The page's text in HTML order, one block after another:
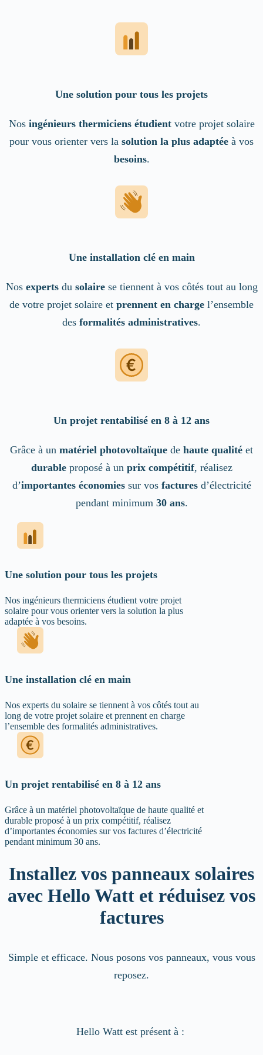
Une solution pour tous les projets
Nos ingénieurs thermiciens étudient votre projet solaire
pour vous orienter vers la solution la plus adaptée à vos
besoins.
Une installation clé en main
Nos experts du solaire se tiennent à vos côtés tout au long
de votre projet solaire et prennent en charge l’ensemble
des formalités administratives.
Un projet rentabilisé en 8 à 12 ans
Grâce à un matériel photovoltaïque de haute qualité et
durable proposé à un prix compétitif, réalisez
d’importantes économiessur vos factures d’électricité
pendant minimum 30 ans.
Une solution pour tous les projets
Nos ingénieurs thermiciens étudient votre projet
solaire pour vous orienter vers la solution la plus
adaptée à vos besoins.
Une installation clé en main
Nos experts du solaire se tiennent à vos côtés tout au
long de votre projet solaire et prennent en charge
l’ensemble des formalités administratives.
Un projet rentabilisé en 8 à 12 ans
Grâce à un matériel photovoltaïque de haute qualité et
durable proposé à un prix compétitif, réalisez
d’importantes économies sur vos factures d’électricité
pendant minimum 30 ans.
Installez vos panneaux solaires
avec Hello Watt et réduisez vos
factures
Simple et efficace. Nous posons vos panneaux, vous vous
reposez.
Hello Watt est présent à :